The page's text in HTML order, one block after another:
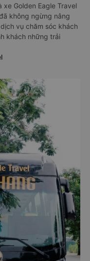
Golden Eagle Travel
không ngừng nâng
vụ chăm sóc khách
khách những trải